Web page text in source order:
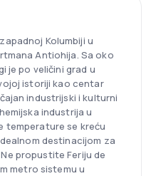
Kolumbiji u
Antiohija. Sa oko
je po veličini grad u
istoriji kao centar
industrijski i kulturni
industrija u
temperature se kreću
destinacijom za
propustite Feriju de
metro sistemu u